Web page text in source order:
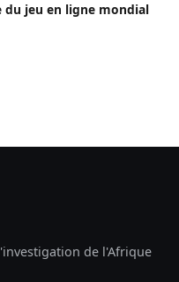
du jeu en ligne mondial
de l'Afrique